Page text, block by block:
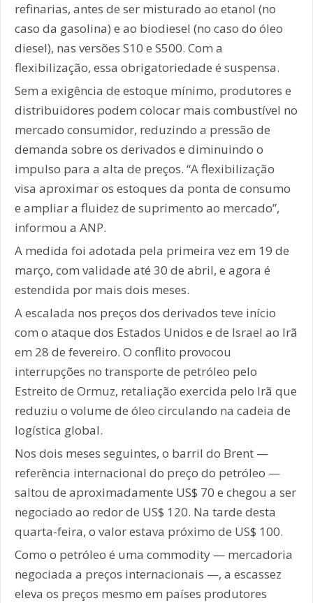
refinarias, antes de ser misturado ao etanol (no
caso da gasolina) e ao biodiesel (no caso do óleo
diesel), nas versões S10 e S500. Com a
flexibilização, essa obrigatoriedade é suspensa.
Sem a exigência de estoque mínimo, produtores e
distribuidores podem colocar mais combustível no
mercado consumidor, reduzindo a pressão de
demanda sobre os derivados e diminuindo o
impulso para a alta de preços. “A flexibilização
visa aproximar os estoques da ponta de consumo
e ampliar a fluidez de suprimento ao mercado”,
informou a ANP.
A medida foi adotada pela primeira vez em 19 de
março, com validade até 30 de abril, e agora é
estendida por mais dois meses.
A escalada nos preços dos derivados teve início
com o ataque dos Estados Unidos e de Israel ao Irã
em 28 de fevereiro. O conflito provocou
interrupções no transporte de petróleo pelo
Estreito de Ormuz, retaliação exercida pelo Irã que
reduziu o volume de óleo circulando na cadeia de
logística global.
Nos dois meses seguintes, o barril do Brent —
referência internacional do preço do petróleo —
saltou de aproximadamente US$ 70 e chegou a ser
negociado ao redor de US$ 120. Na tarde desta
quarta-feira, o valor estava próximo de US$ 100.
Como o petróleo é uma commodity — mercadoria
negociada a preços internacionais —, a escassez
eleva os preços mesmo em países produtores